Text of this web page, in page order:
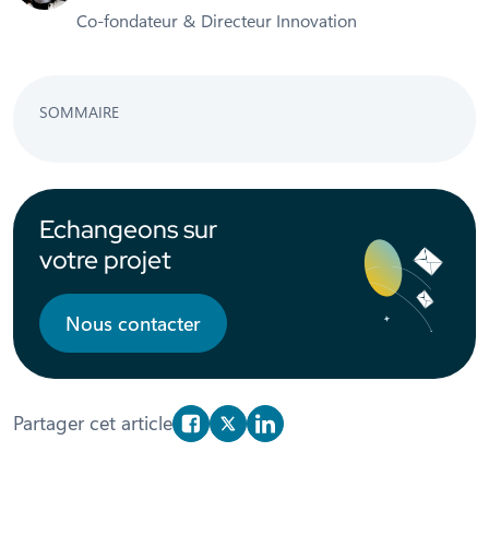
Co-fondateur & Directeur Innovation
SOMMAIRE
Echangeons sur
votre projet
Nous contacter
Partager cet article Partager sur Facebook
Partager sur X/Twitter
Partager sur Linkedin